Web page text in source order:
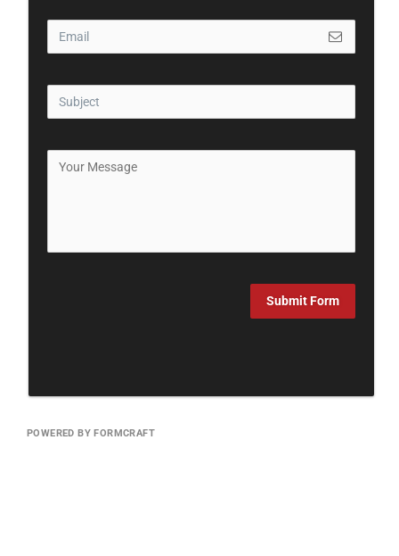
Submit Form
POWERED BY FORMCRAFT